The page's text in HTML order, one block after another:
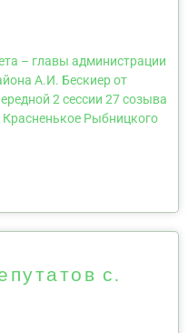
– главы администрации
А.И. Бескиер от
2 сессии 27 созыва
Рыбницкого
с.